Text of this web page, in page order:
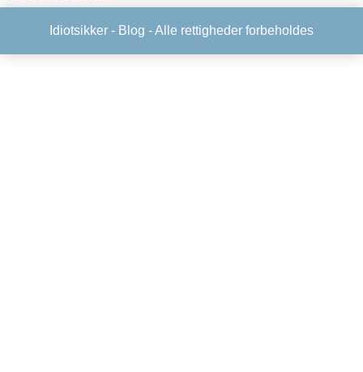
Idiotsikker - Blog - Alle rettigheder forbeholdes